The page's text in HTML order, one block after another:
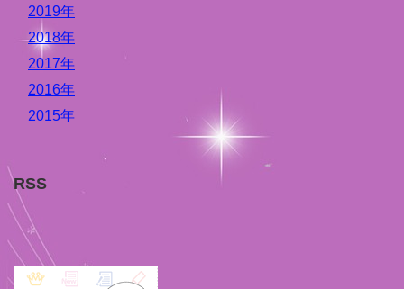
2019年
2018年
2017年
2016年
2015年
RSS